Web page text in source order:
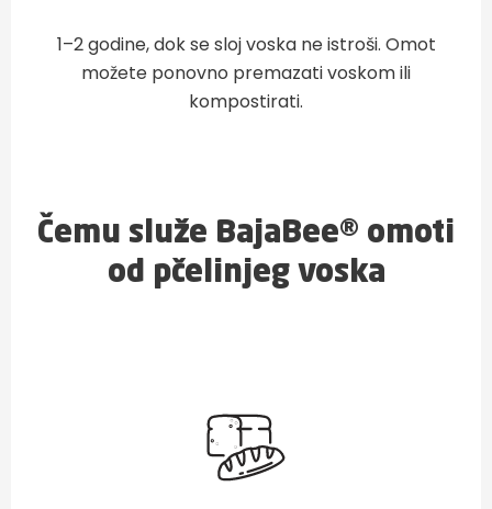
1–2 godine, dok se sloj voska ne istroši. Omot
možete ponovno premazati voskom ili
kompostirati.
Čemu služe BajaBee® omoti
od pčelinjeg voska